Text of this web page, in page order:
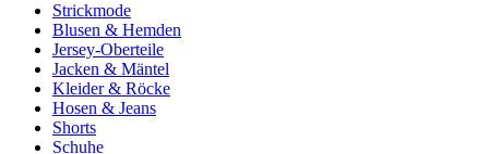
Strickmode
Blusen & Hemden
Jersey-Oberteile
Jacken & Mäntel
Kleider & Röcke
Hosen & Jeans
Shorts
Schuhe